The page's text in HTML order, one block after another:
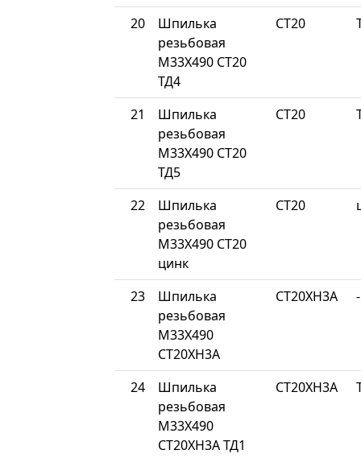
20
Шпилька
резьбовая
М33Х490 СТ20
ТД4
СТ20
21
Шпилька
резьбовая
М33Х490 СТ20
ТД5
СТ20
22
Шпилька
резьбовая
М33Х490 СТ20
цинк
СТ20
23
Шпилька
резьбовая
М33Х490
СТ20ХН3А
СТ20ХН3А -
24
Шпилька
резьбовая
М33Х490
СТ20ХН3А ТД1
СТ20ХН3А